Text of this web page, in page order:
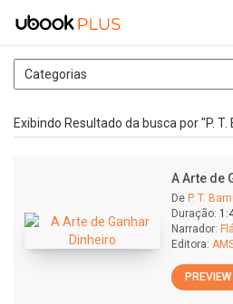
Exibindo Resultado da busca por "P. T.
A Arte de
De P. T.
Duração:
Narrador:
Editora:
PREVIEW